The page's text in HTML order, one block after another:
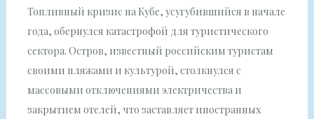
Топливный кризис на Кубе, усугубившийся в начале
года, обернулся катастрофой для туристического
сектора. Остров, известный российским туристам
своими пляжами и культурой, столкнулся с
массовыми отключениями электричества и
закрытием отелей, что заставляет иностранных